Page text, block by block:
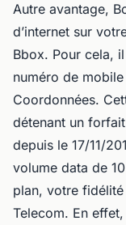
Autre avantage,
d’internet sur
Bbox. Pour cela,
numéro de
Coordonnées.
détenant un
depuis le 17/11/
volume data de
plan, votre
Telecom. En